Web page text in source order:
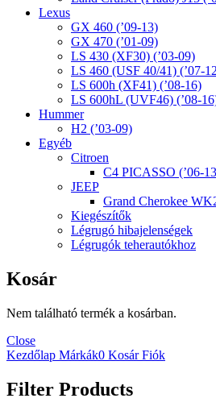
Lexus
GX 460 (’09-13)
GX 470 (’01-09)
LS 430 (XF30) (’03-09)
LS 460 (USF 40/41) (’07-
LS 600h (XF41) (’08-16)
LS 600hL (UVF46) (’08-
Hummer
H2 (’03-09)
Egyéb
Citroen
C4 PICASSO (’06-
JEEP
Grand Cherokee
Kiegészítők
Légrugó hibajelenségek
Légrugók teherautókhoz
Kosár
Nem található termék a kosárban.
Close
Kezdőlap Márkák0 KosárFiók
Filter Products